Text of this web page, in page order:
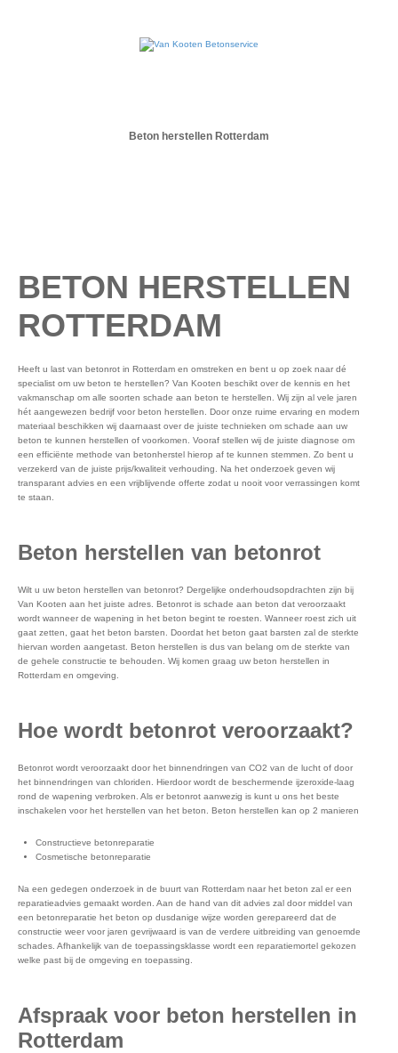
Beton herstellen Rotterdam
BETON HERSTELLEN
ROTTERDAM
Heeft u last van betonrot in Rotterdam en omstreken en bent u op zoek naar dé
specialist om uw beton te herstellen? Van Kooten beschikt over de kennis en het
vakmanschap om alle soorten schade aan beton te herstellen. Wij zijn al vele jaren
hét aangewezen bedrijf voor beton herstellen. Door onze ruime ervaring en modern
materiaal beschikken wij daarnaast over de juiste technieken om schade aan uw
beton te kunnen herstellen of voorkomen. Vooraf stellen wij de juiste diagnose om
een efficiënte methode van betonherstel hierop af te kunnen stemmen. Zo bent u
verzekerd van de juiste prijs/kwaliteit verhouding. Na het onderzoek geven wij
transparant advies en een vrijblijvende offerte zodat u nooit voor verrassingen komt
te staan.
Beton herstellen van betonrot
Wilt u uw beton herstellen van betonrot? Dergelijke onderhoudsopdrachten zijn bij
Van Kooten aan het juiste adres. Betonrot is schade aan beton dat veroorzaakt
wordt wanneer de wapening in het beton begint te roesten. Wanneer roest zich uit
gaat zetten, gaat het beton barsten. Doordat het beton gaat barsten zal de sterkte
hiervan worden aangetast. Beton herstellen is dus van belang om de sterkte van
de gehele constructie te behouden. Wij komen graag uw beton herstellen in
Rotterdam en omgeving.
Hoe wordt betonrot veroorzaakt?
Betonrot wordt veroorzaakt door het binnendringen van CO2 van de lucht of door
het binnendringen van chloriden. Hierdoor wordt de beschermende ijzeroxide-laag
rond de wapening verbroken. Als er betonrot aanwezig is kunt u ons het beste
inschakelen voor het herstellen van het beton. Beton herstellen kan op 2 manieren
Constructieve betonreparatie
Cosmetische betonreparatie
Na een gedegen onderzoek in de buurt van Rotterdam naar het beton zal er een
reparatieadvies gemaakt worden. Aan de hand van dit advies zal door middel van
een betonreparatie het beton op dusdanige wijze worden gerepareerd dat de
constructie weer voor jaren gevrijwaard is van de verdere uitbreiding van genoemde
schades. Afhankelijk van de toepassingsklasse wordt een reparatiemortel gekozen
welke past bij de omgeving en toepassing.
Afspraak voor beton herstellen in
Rotterdam